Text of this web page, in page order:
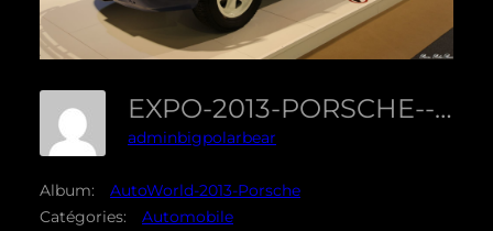
EXPO-2013-PORSCHE--20
adminbigpolarbear
Album:
AutoWorld-2013-Porsche
Catégories:
Automobile